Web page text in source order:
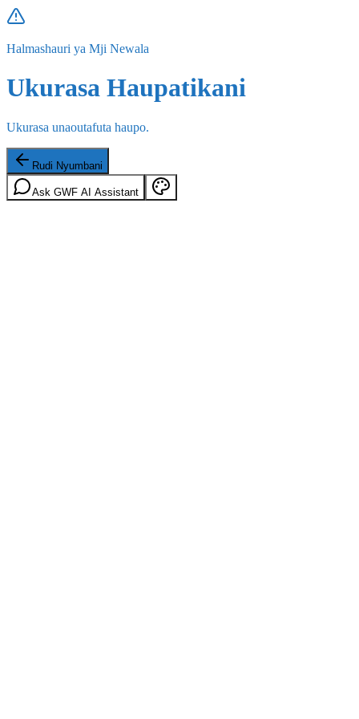
Halmashauri ya Mji Newala
Ukurasa Haupatikani
Ukurasa unaoutafuta haupo.
Rudi Nyumbani
Ask GWF AI Assistant